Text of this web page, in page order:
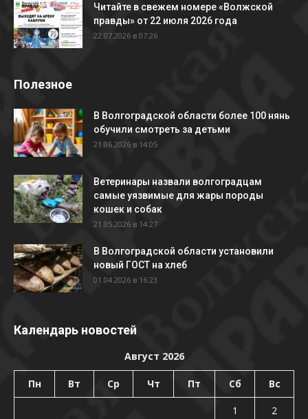
Читайте в свежем номере «Волжской
правды» от 22 июля 2026 года
22.07.2026 в 07:26
Полезное
В Волгоградской области более 100 нянь
обучили смотреть за детьми
21.06.2026 в 14:05
Ветеринары назвали волгоградцам
самые уязвимые для жары породы
кошек и собак
21.05.2026 в 14:27
В Волгоградской области установили
новый ГОСТ на хлеб
01.04.2026 в 16:23
Календарь новостей
Август 2026
Пн Вт Ср Чт Пт Сб Вс
1
2